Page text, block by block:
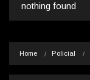
nothing found
Home Policial